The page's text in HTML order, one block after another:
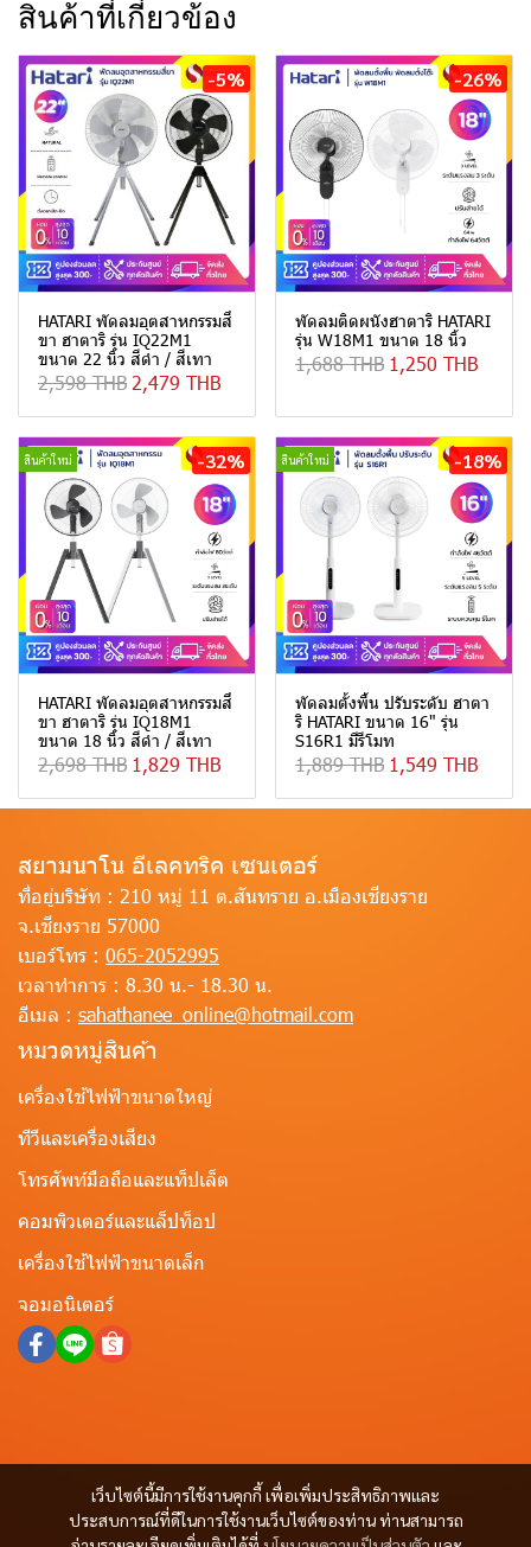
สินค้าที่เกี่ยวข้อง
-5%
HATARI พัดลมอุตสาหกรรมสี่
ขา ฮาตาริ รุ่น IQ22M1
ขนาด 22 นิ้ว สีดำ / สีเทา
2,598 THB 2,479 THB
-26%
พัดลมติดผนังฮาตาริ HATARI
รุ่น W18M1 ขนาด 18 นิ้ว
1,688 THB 1,250 THB
สินค้าใหม่ -32%
HATARI พัดลมอุตสาหกรรมสี่
ขา ฮาตาริ รุ่น IQ18M1
ขนาด 18 นิ้ว สีดำ / สีเทา
2,698 THB 1,829 THB
สินค้าใหม่ -18%
พัดลมตั้งพื้น ปรับระดับ ฮาตา
ริ HATARI ขนาด 16" รุ่น
S16R1 มีรีโมท
1,889 THB 1,549 THB
เว็บไซต์นี้มีการใช้งานคุกกี้ เพื่อเพิ่มประสิทธิภาพและ
ประสบการณ์ที่ดีในการใช้งานเว็บไซต์ของท่าน ท่านสามารถ
สยามนาโน อีเลคทริค เซนเตอร์
ที่อยู่บริษัท : 210 หมู่ 11 ต.สันทราย อ.เมืองเชียงราย
จ.เชียงราย 57000
เบอร์โทร : 065-2052995
เวลาทำการ : 8.30 น.- 18.30 น.
อีเมล : sahathanee_online@hotmail.com
หมวดหมู่สินค้า
เครื่องใช้ไฟฟ้าขนาดใหญ่
ทีวีและเครื่องเสียง
โทรศัพท์มือถือและแท็ปเล็ต
คอมพิวเตอร์และแล็ปท็อป
เครื่องใช้ไฟฟ้าขนาดเล็ก
จอมอนิเตอร์